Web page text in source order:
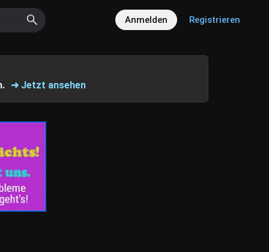
➜ Jetzt ansehen
Anmelden Registrieren